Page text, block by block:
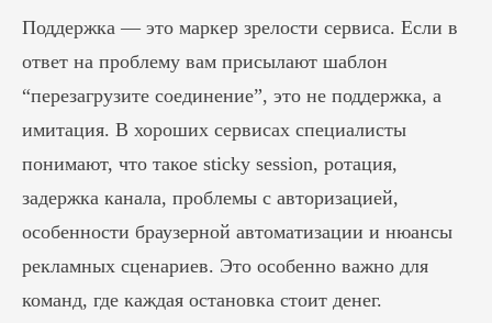
Поддержка — это маркер зрелости сервиса. Если в
ответ на проблему вам присылают шаблон
“перезагрузите соединение”, это не поддержка, а
имитация. В хороших сервисах специалисты
понимают, что такое sticky session, ротация,
задержка канала, проблемы с авторизацией,
особенности браузерной автоматизации и нюансы
рекламных сценариев. Это особенно важно для
команд, где каждая остановка стоит денег.